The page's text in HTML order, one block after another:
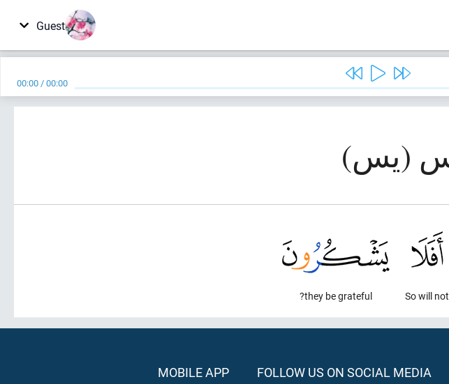
Guest
00:00 /00:00
So will not
they be grateful?
FOLLOW US ON SOCIAL MEDIA
MOBILE APP